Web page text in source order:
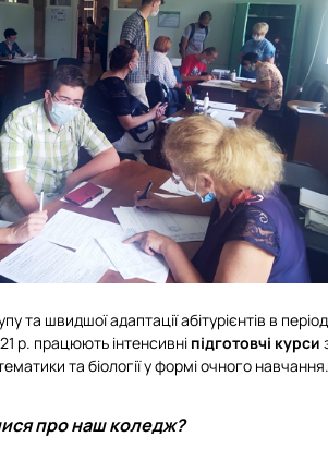
та швидшої адаптації абітурієнтів в період
р. працюють інтенсивні підготовчі курси
та біології у формі очного навчання.
про наш коледж?